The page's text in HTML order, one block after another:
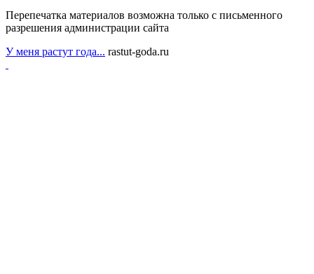
Перепечатка материалов возможна только с письменного
разрешения администрации сайта
У меня растут года... rastut-goda.ru